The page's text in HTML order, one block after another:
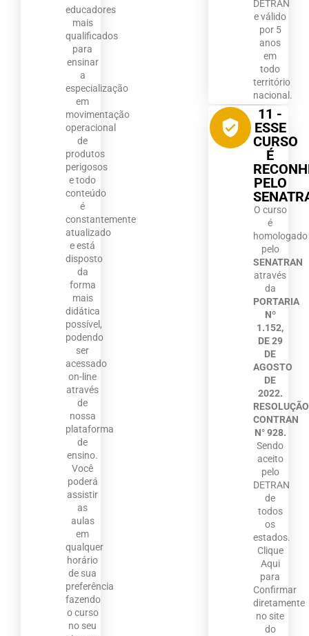
educadores
mais
qualificados
para
ensinar
a
especialização
em
movimentação
operacional
de
produtos
perigosos
e todo
conteúdo
é
constantemente
atualizado
e está
disposto
da
forma
mais
didática
possível,
podendo
ser
acessado
on-line
através
de
nossa
plataforma
de
ensino.
Você
poderá
assistir
as
aulas
em
qualquer
horário
de sua
preferência
fazendo
o curso
no seu
DETRAN
e válido
por 5
anos
em
todo
território
nacional.
11 -
ESSE
CURSO
É
PELO
O curso
é
homologado
pelo
SENATRAN
através
da
PORTARIA
Nº
1.152,
DE 29
DE
AGOSTO
DE
2022.
RESOLUÇÃO
CONTRAN
N° 928.
Sendo
aceito
pelo
DETRAN
de
todos
os
estados.
Clique
Aqui
para
Confirmar
diretamente
no site
do